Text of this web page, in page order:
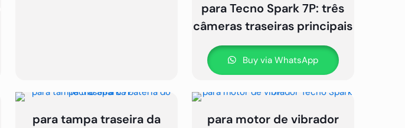
para Tecno Spark 7P: três
câmeras traseiras principais
Buy via WhatsApp
para tampa traseira da
para motor de vibrador